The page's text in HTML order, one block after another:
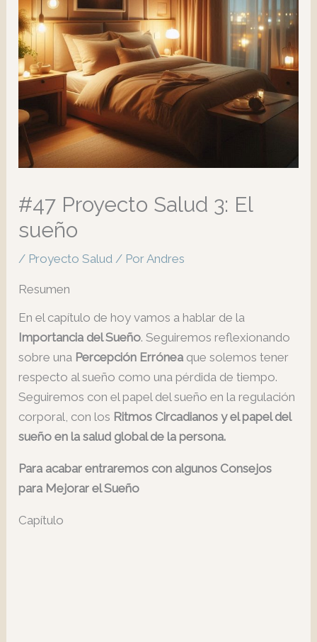
#47 Proyecto Salud 3: El
sueño
/ Proyecto Salud / PorAndres
Resumen
En el capítulo de hoy vamos a hablar de la
Importancia del Sueño. Seguiremos reflexionando
sobre una Percepción Errónea que solemos tener
respecto al sueño como una pérdida de tiempo.
Seguiremos con el papel del sueño en la regulación
corporal, con los Ritmos Circadianos y el papel del
sueño en la salud global de la persona.
Para acabar entraremos con algunos Consejos
para Mejorar el Sueño
Capítulo